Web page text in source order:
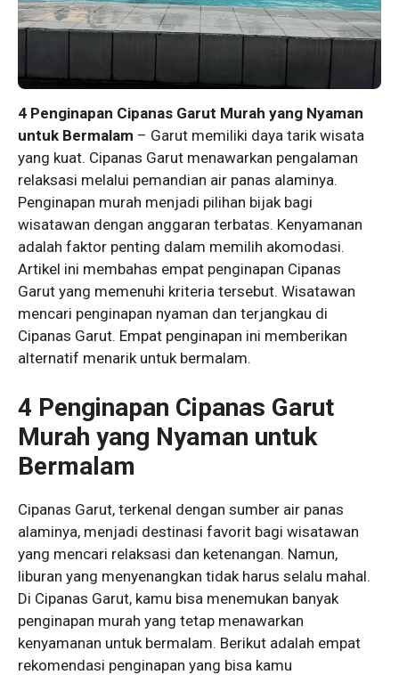
4 Penginapan Cipanas Garut Murah yang Nyaman
untuk Bermalam – Garut memiliki daya tarik wisata
yang kuat. Cipanas Garut menawarkan pengalaman
relaksasi melalui pemandian air panas alaminya.
Penginapan murah menjadi pilihan bijak bagi
wisatawan dengan anggaran terbatas. Kenyamanan
adalah faktor penting dalam memilih akomodasi.
Artikel ini membahas empat penginapan Cipanas
Garut yang memenuhi kriteria tersebut. Wisatawan
mencari penginapan nyaman dan terjangkau di
Cipanas Garut. Empat penginapan ini memberikan
alternatif menarik untuk bermalam.
4 Penginapan Cipanas Garut
Murah yang Nyaman untuk
Bermalam
Cipanas Garut, terkenal dengan sumber air panas
alaminya, menjadi destinasi favorit bagi wisatawan
yang mencari relaksasi dan ketenangan. Namun,
liburan yang menyenangkan tidak harus selalu mahal.
Di Cipanas Garut, kamu bisa menemukan banyak
penginapan murah yang tetap menawarkan
kenyamanan untuk bermalam. Berikut adalah empat
rekomendasi penginapan yang bisa kamu